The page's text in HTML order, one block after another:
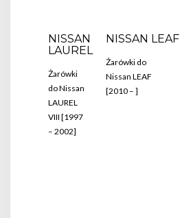
NISSAN
LAUREL
Żarówki
do Nissan
LAUREL
VIII [1997
– 2002]
NISSAN LEAF
Żarówki do
Nissan LEAF
[2010 – ]